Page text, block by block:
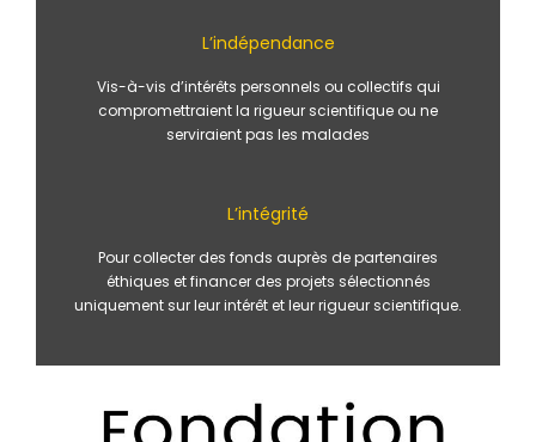
L’indépendance
Vis-à-vis d’intérêts personnels ou collectifs qui
compromettraient la rigueur scientifique ou ne
serviraient pas les malades
L’intégrité
Pour collecter des fonds auprès de partenaires
éthiques et financer des projets sélectionnés
uniquement sur leur intérêt et leur rigueur scientifique.